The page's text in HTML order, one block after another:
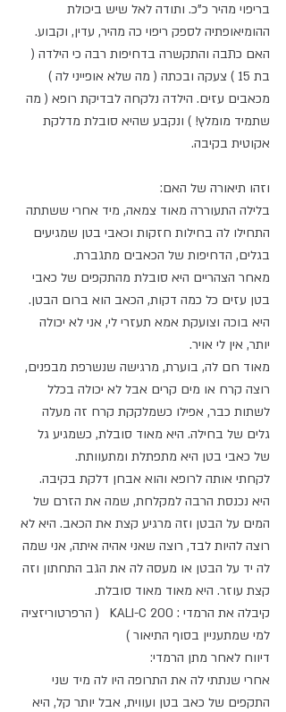
בריפוי מהיר כ"כ. ותודה לאל שיש ביכולת
ההומיאופתיה לספק ריפוי כה מהיר, עדין, וקבוע.
האם כתבה והתקשרה בדחיפות רבה כי הילדה (
בת 15 ) צעקה ובכתה ( מה שלא אופייני לה )
מכאבים עזים. הילדה נלקחה לבדיקת רופא ( מה
שתמיד מומלץ! ) ונקבע שהיא סובלת מדלקת
אקוטית בקיבה.
וזהו תיאורה של האם:
בלילה התעוררה מאוד צמאה, מיד אחרי ששתתה
התחילו לה בחילות חזקות וכאבי בטן שמגיעים
בגלים, הדחיפות של הכאבים מתגברת.
מאחר הצהריים היא סובלת מהתקפים של כאבי
בטן עזים כל כמה דקות, הכאב הוא ברום הבטן.
היא בוכה וצועקת אמא תעזרי לי, אני לא יכולה
יותר, אין לי אויר.
מאוד חם לה, בוערת, מרגישה שנשרפת מבפנים,
רוצה קרח או מים קרים אבל לא יכולה בכלל
לשתות כבר, אפילו כשמלקקת קרח זה מעלה
גלים של בחילה. היא מאוד סובלת, כשמגיע גל
של כאבי בטן היא מתפתלת ומתעוותת.
לקחתי אותה לרופא והוא אבחן דלקת בקיבה.
היא נכנסת הרבה למקלחת, שמה את הזרם של
המים על הבטן וזה מרגיע קצת את הכאב. היא לא
רוצה להיות לבד, רוצה שאני אהיה איתה, אני שמה
לה יד על הבטן או מעסה לה את הגב התחתון וזה
קצת עוזר. היא מאוד מאוד סובלת.
קיבלה את הרמדי : KALI-C 200   ( הרפרטוריזציה
למי שמתעניין בסוף התיאור )
דיווח לאחר מתן הרמדי:
אחרי שנתתי לה את התרופה היו לה מיד שני
התקפים של כאב בטן ועווית, אבל יותר קל, היא